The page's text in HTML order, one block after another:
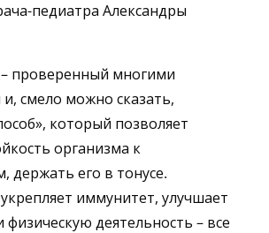
педиатра Александры
проверенный многими
смело можно сказать,
который позволяет
организма к
держать его в тонусе.
иммунитет, улучшает
деятельность – все